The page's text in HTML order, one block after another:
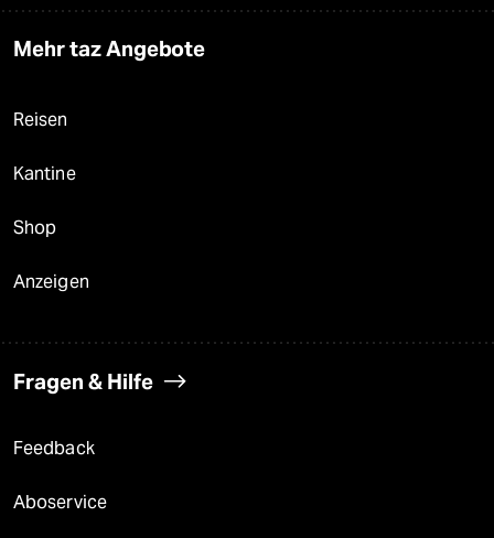
Mehr taz Angebote
Reisen
Kantine
Shop
Anzeigen
Fragen & Hilfe
Feedback
Aboservice